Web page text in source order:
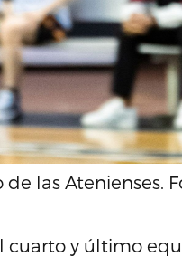
las Atenienses.
cuarto y último